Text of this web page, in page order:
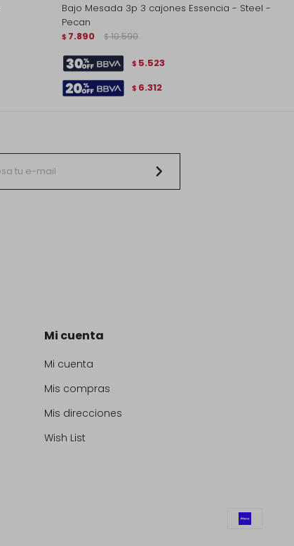
Bajo Mesada 3p 3 cajones Essencia - Steel -
Pecan
$ 7.890 $ 10.590
$ 5.523
$ 6.312
Mi cuenta
Mi cuenta
Mis compras
Mis direcciones
Wish List